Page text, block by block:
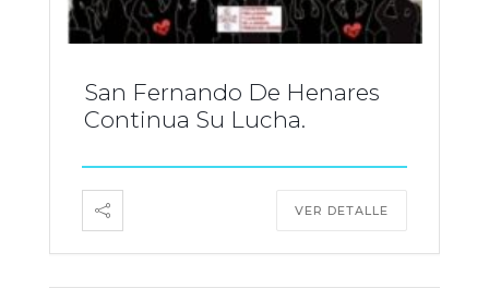
San Fernando De Henares
Continua Su Lucha.
VER DETALLE